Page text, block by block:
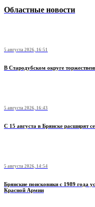
Областные новости
5 августа 2026, 16:51
В Стародубском округе
5 августа 2026, 16:43
С 15 августа в Брянске расширят
5 августа 2026, 14:54
Брянские поисковики с 1989 года
Красной Армии